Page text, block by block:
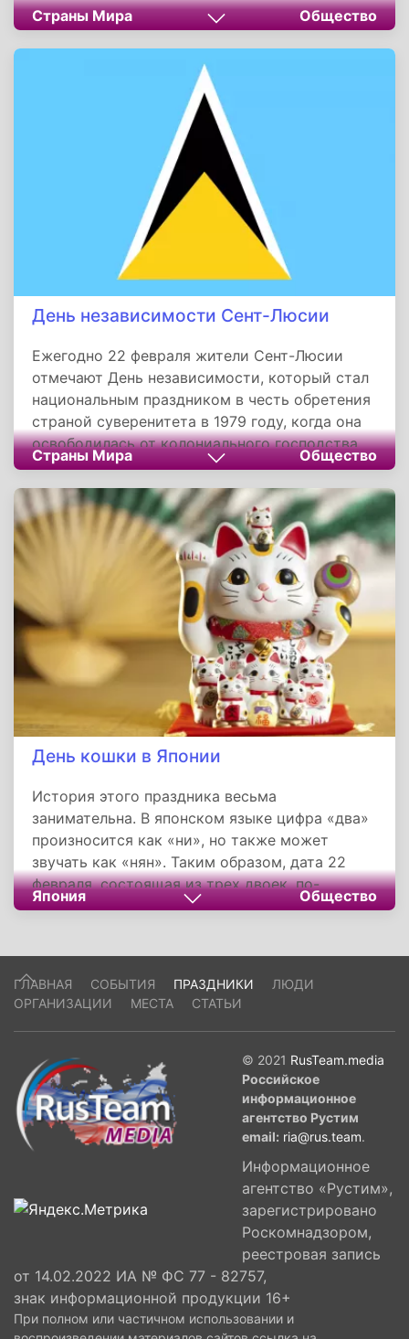
военного деятеля, стоявшего у истоков
скаутского движения в начале XX века.
Страны Мира Общество
День независимости Сент-Люсии
Ежегодно 22 февраля жители Сент-Люсии
отмечают День независимости, который стал
национальным праздником в честь обретения
страной суверенитета в 1979 году, когда она
освободилась от колониального господства
Великобритании. Сент-Люсия — небольшое
островное государство, расположенное в
Карибском море, с территорией всего 616
квадратных километров.
Страны Мира Общество
День кошки в Японии
История этого праздника весьма
занимательна. В японском языке цифра «два»
произносится как «ни», но также может
звучать как «нян». Таким образом, дата 22
февраля, состоящая из трех двоек, по-
японски звучит как «нян-нян-нян». Такое
жителям, так и гостям страны.
Япония Общество
ГЛАВНАЯ СОБЫТИЯ ПРАЗДНИКИ
ЛЮДИ
ОРГАНИЗАЦИИ
МЕСТА СТАТЬИ
© 2021 RusTeam.media
Российское
информационное
агентство Рустим
email: ria@rus.team.
Информационное
агентство «Рустим»,
зарегистрировано
Роскомнадзором,
реестровая запись
от 14.02.2022 ИА № ФС 77 - 82757,
знак информационной продукции 16+
При полном или частичном использовании и